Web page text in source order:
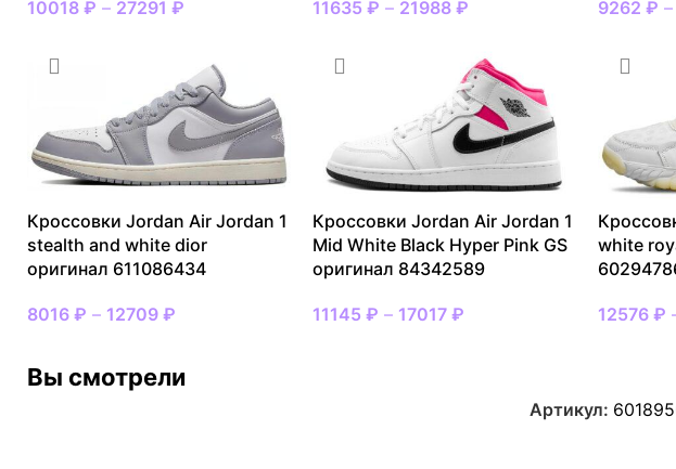
10018 ₽ – 27291 ₽ 11635 ₽ – 21988 ₽ 9262 ₽ –
Кроссовки Jordan Air Jordan 1
stealth and white dior
оригинал 611086434
8016 ₽ – 12709 ₽
Кроссовки Jordan Air Jordan 1
Mid White Black Hyper Pink GS
оригинал 84342589
11145 ₽ – 17017 ₽
white
12576 ₽
Вы смотрели
Артикул: